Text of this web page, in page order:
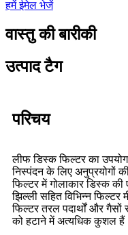
हमें ईमेल भेजें
वास्तु की बारीकी
उत्पाद टैग
परिचय
लीफ डिस्क फिल्टर का
निस्पंदन के लिए अनुप्रयोगों
फिल्टर में गोलाकार डिस्क
झिल्ली सहित विभिन्न फिल्टर
फिल्टर तरल पदार्थों और गैसों
को हटाने में अत्यधिक कुशल